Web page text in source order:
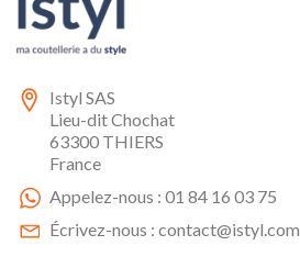
Istyl SAS
Lieu-dit Chochat
63300 THIERS
France
Appelez-nous : 01 84 16 03 75
Écrivez-nous : contact@istyl.com